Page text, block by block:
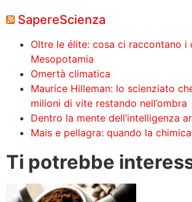
SapereScienza
Oltre le élite: cosa ci raccontano i
Mesopotamia
Omertà climatica
Maurice Hilleman: lo scienziato
milioni di vite restando nell’ombra
Dentro la mente dell’intelligenza
Mais e pellagra: quando la
Ti potrebbe